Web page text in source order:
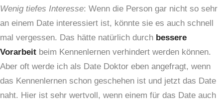
Wenig tiefes Interesse: Wenn die Person gar nicht so sehr
an einem Date interessiert ist, könnte sie es auch schnell
mal vergessen. Das hätte natürlich durch bessere
Vorarbeit beim Kennenlernen verhindert werden können.
Aber oft werde ich als Date Doktor eben angefragt, wenn
das Kennenlernen schon geschehen ist und jetzt das Date
naht. Hier ist sehr wertvoll, wenn einem für das Date auch